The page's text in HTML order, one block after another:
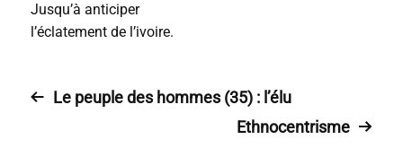
Jusqu’à anticiper
l’éclatement de l’ivoire.
Le peuple des hommes (35) : l’élu
Ethnocentrisme